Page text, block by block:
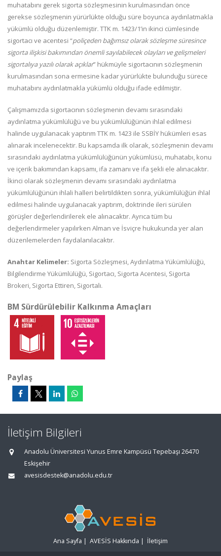
muhatabını gerek sigorta sözleşmesinin kurulmasından önce
gerekse sözleşmenin yürürlükte olduğu süre boyunca aydınlatmakla
yükümlü olduğu düzenlemiştir. TTK m. 1423/1’in ikinci cümlesinde
sigortacı ve acentesi “poliçeden bağımsız olarak sözleşme süresince
sigorta ilişkisi bakımından önemli sayılabilecek olayları ve gelişmeleri
sigortalıya yazılı olarak açıklar” hükmüyle sigortacının sözleşmenin
kurulmasından sona ermesine kadar yürürlükte bulunduğu sürece
muhatabını aydınlatmakla yükümlü olduğu ifade edilmiştir.
Çalışmamızda sigortacının sözleşmenin devamı sırasındaki
aydınlatma yükümlülüğü ve bu yükümlülüğünün ihlal edilmesi
halinde uygulanacak yaptırım TTK m. 1423 ile SSBİY hükümleri esas
alınarak incelenecektir. Bu kapsamda ilk olarak, sözleşmenin devamı
sırasındaki aydınlatma yükümlülüğünün yükümlüsü, muhatabı, konu
ve içerik bakımından kapsamı, ifa zamanı ve ifa şekli ele alınacaktır.
İkinci olarak sözleşmenin devamı sırasındaki aydınlatma
yükümlülüğünün ihlali halleri belirtildikten sonra, yükümlülüğün ihlal
edilmesi halinde uygulanacak yaptırım, doktrinde ileri sürülen
görüşler değerlendirilerek ele alınacaktır. Ayrıca tüm bu
değerlendirmeler yapılırken Alman ve İsviçre hukukunda yer alan
düzenlemelerden faydalanılacaktır.
Anahtar Kelimeler: Sigorta Sözleşmesi, Aydınlatma Yükümlülüğü,
Bilgilendirme Yükümlülüğü, Sigortacı, Sigorta Acentesi, Sigorta
Brokeri, Sigorta Ettiren, Sigortalı.
BM Sürdürülebilir Kalkınma Amaçları
Paylaş
İletişim Bilgileri
Anadolu Üniversitesi Yunus Emre Kampüsü Tepebaşı 26470
Eskişehir
avesisdestek@anadolu.edu.tr
Ana Sayfa | AVESİS Hakkında | İletişim